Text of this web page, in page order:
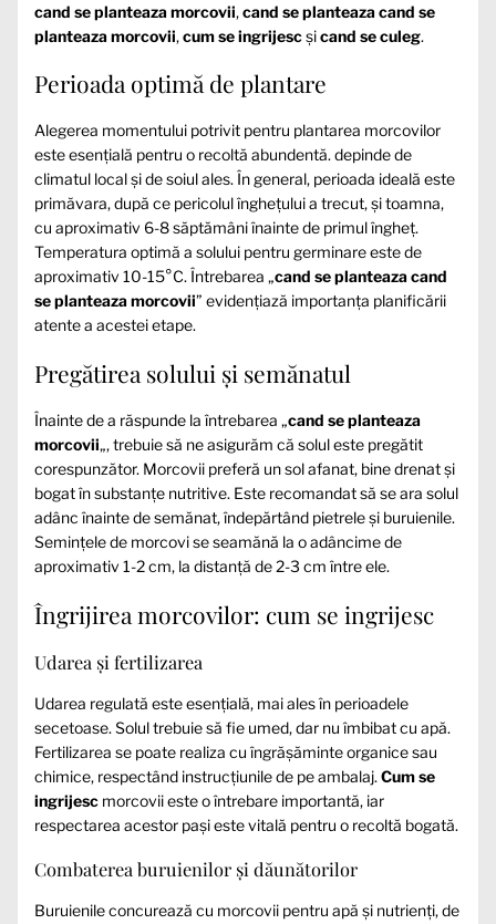
cand se planteaza morcovii,cand se planteaza cand se
planteaza morcovii,cum se ingrijescșicand se culeg.
Perioada optimă de plantare
Alegerea momentului potrivit pentru plantarea morcovilor
este esențială pentru o recoltă abundentă. depinde de
climatul local și de soiul ales. În general, perioada ideală este
primăvara, după ce pericolul înghețului a trecut, și toamna,
cu aproximativ 6-8 săptămâni înainte de primul îngheț.
Temperatura optimă a solului pentru germinare este de
aproximativ 10-15°C. Întrebarea „cand se planteaza cand
se planteaza morcovii” evidențiază importanța planificării
atente a acestei etape.
Pregătirea solului și semănatul
Înainte de a răspunde la întrebarea „cand se planteaza
morcovii„, trebuie să ne asigurăm că solul este pregătit
corespunzător. Morcovii preferă un sol afanat, bine drenat și
bogat în substanțe nutritive. Este recomandat să se ara solul
adânc înainte de semănat, îndepărtând pietrele și buruienile.
Semințele de morcovi se seamănă la o adâncime de
aproximativ 1-2 cm, la distanță de 2-3 cm între ele.
Îngrijirea morcovilor: cum se ingrijesc
Udarea și fertilizarea
Udarea regulată este esențială, mai ales în perioadele
secetoase. Solul trebuie să fie umed, dar nu îmbibat cu apă.
Fertilizarea se poate realiza cu îngrășăminte organice sau
chimice, respectând instrucțiunile de pe ambalaj.Cum se
ingrijesc morcovii este o întrebare importantă, iar
respectarea acestor pași este vitală pentru o recoltă bogată.
Combaterea buruienilor și dăunătorilor
Buruienile concurează cu morcovii pentru apă și nutrienți, de